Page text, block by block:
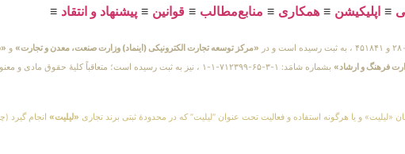
≡ اپلیکیشن ≡ همکاری ≡ منابع‌مطالب ≡ قوانین ≡ پیشنهاد و انتقاد ≡
«مرکز توسعه تجارت الکترونیکی (اینماد) وزارت صنعت، معدن و تجارت» و
فرهنگ و ارشاد»
بشماره شامَد: ۱-۳-۶۵-۷۱۲۳۹۹-۱-۱ ، نیز به ثبت رسیده است؛
«لیلیت» و یا هرگونه استفاده و فعالیت تحت عنوان “لیلیت” که در محدودهٔ ثبتی برند تجاری «لیلیت» انجام گیرد